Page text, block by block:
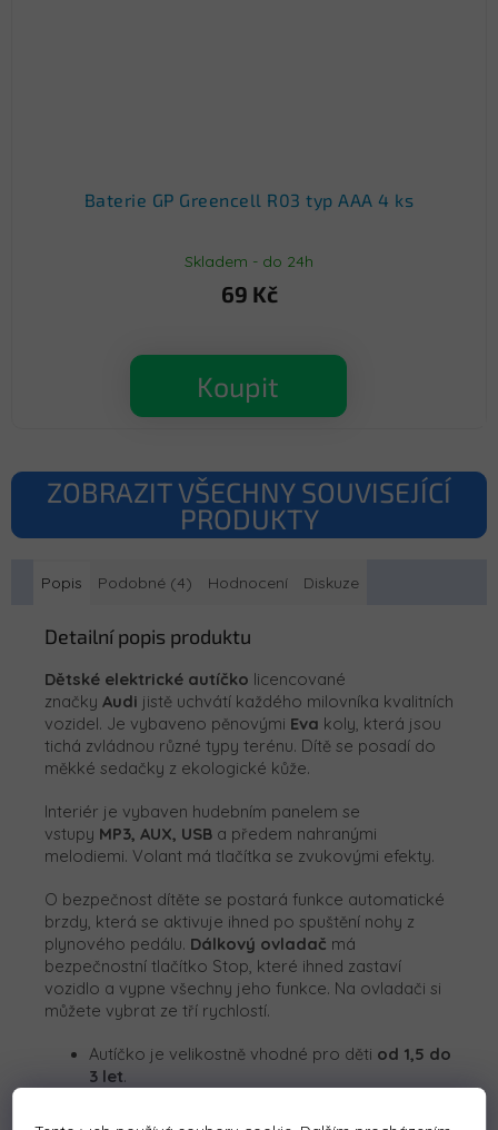
Baterie GP Greencell R03 typ AAA 4 ks
Skladem - do 24h
69 Kč
Koupit
ZOBRAZIT VŠECHNY SOUVISEJÍCÍ
PRODUKTY
Popis Podobné (4) Hodnocení Diskuze
Detailní popis produktu
Dětské elektrické autíčko licencované
značky Audi jistě uchvátí každého milovníka kvalitních
vozidel. Je vybaveno pěnovými Eva koly, která jsou
tichá zvládnou různé typy terénu. Dítě se posadí do
měkké sedačky z ekologické kůže.
Interiér je vybaven hudebním panelem se
vstupy MP3, AUX, USB a předem nahranými
melodiemi. Volant má tlačítka se zvukovými efekty.
O bezpečnost dítěte se postará funkce automatické
brzdy, která se aktivuje ihned po spuštění nohy z
plynového pedálu. Dálkový ovladač má
bezpečnostní tlačítko Stop, které ihned zastaví
vozidlo a vypne všechny jeho funkce. Na ovladači si
můžete vybrat ze tří rychlostí.
Autíčko je velikostně vhodné pro děti od 1,5 do
3 let.